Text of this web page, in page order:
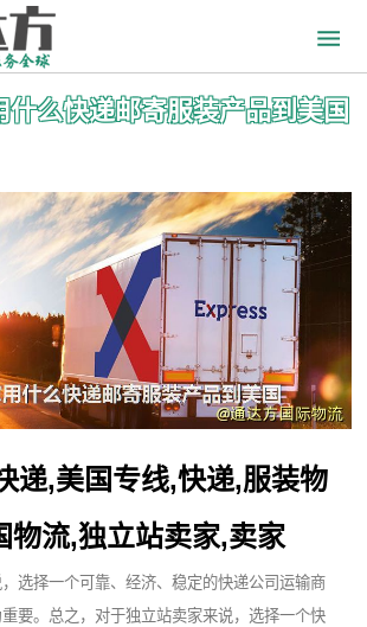
什么快递邮寄服装产品到美国
递,美国专线,快递,服装物
物流,独立站卖家,卖家
选择一个可靠、经济、稳定的快递公司运输商
要。总之，对于独立站卖家来说，选择一个快